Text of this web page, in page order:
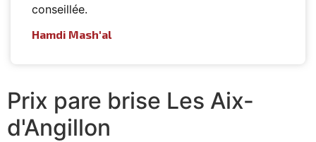
conseillée.
Hamdi Mash'al
Prix pare brise Les Aix-
d'Angillon